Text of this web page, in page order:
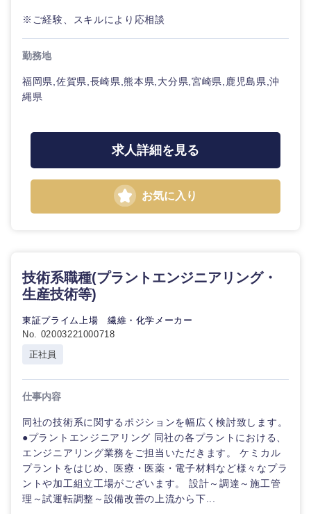
ティブ
コンサル
タント
技術職
金融専門
ル
不動産専
門職
建
設・
施
工
管
理
専門職
技術職（IT）、Webサービス・制作、ゲーム
技術職（モノづくり）
その他
小売・通販・外食
IT・通信
コンサル・シンクタンク
マスメディア
エンターテイメント
法律・特許事務所・監査法人
人材・アウトソーシング
サービス
その他
千葉県
甲信越・北陸
愛知県 三重県
年間休日120日以
完全週休2日制
※ご経験、スキルにより応相談
勤務地
福岡県,佐賀県,長崎県,熊本県,大分県,宮崎県,鹿児島県,沖
縄県
求人詳細を見る
お気に入り
技術系職種(プラントエンジニアリング・
生産技術等)
東証プライム上場 繊維・化学メーカー
No. 02003221000718
正社員
仕事内容
同社の技術系に関するポジションを幅広く検討致します。
●プラントエンジニアリング 同社の各プラントにおける、
エンジニアリング業務をご担当いただきます。 ケミカル
プラントをはじめ、医療・医薬・電子材料など様々なプラ
ントや加工組立工場がございます。 設計～調達～施工管
理～試運転調整～設備改善の上流から下...